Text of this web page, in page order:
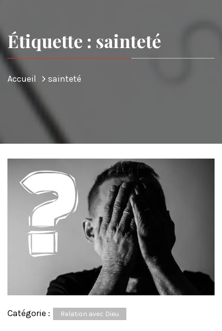
Étiquette : sainteté
Accueil sainteté
Catégorie : Relation avec Dieu